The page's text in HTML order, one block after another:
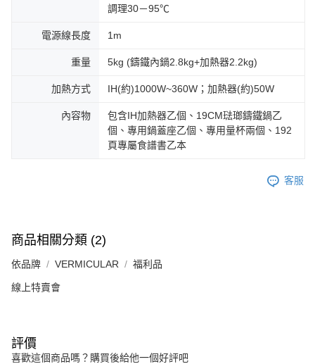
調理30－95℃
電源線長度 1m
重量 5kg (鑄鐵內鍋2.8kg+加熱器2.2kg)
加熱方式 IH(約)1000W~360W；加熱器(約)50W
內容物
包含IH加熱器乙個、19CM琺瑯鑄鐵鍋乙
個、專用鍋蓋座乙個、專用量杯兩個、192
頁專屬食譜書乙本
客服
商品相關分類 (2)
依品牌 VERMICULAR 福利品
線上特賣會
評價
喜歡這個商品嗎？購買後給他一個好評吧